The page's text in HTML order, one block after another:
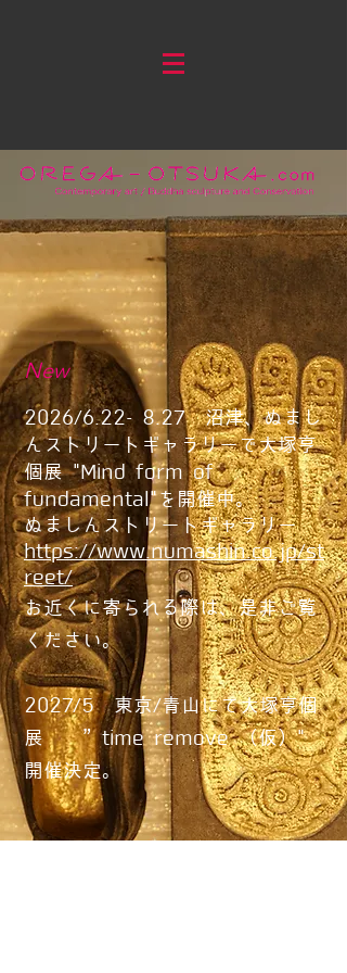
New
2026/6.22- 8.27 沼津、ぬまし
んストリートギャラリーで大塚亨
個展 "Mind form of
fundamental"を開催中。
ぬましんストリートギャラリー
https://www.numashin.co.jp/st
reet/
​​お近くに寄られる際は、是非ご覧
ください。
​2027/5 東京/青山にて大塚亨個
展 ”time remove （仮）"
開催決定。